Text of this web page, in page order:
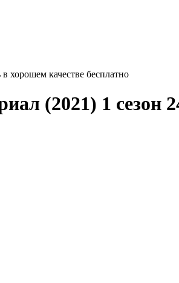
хорошем качестве бесплатно
(2021) 1 сезон